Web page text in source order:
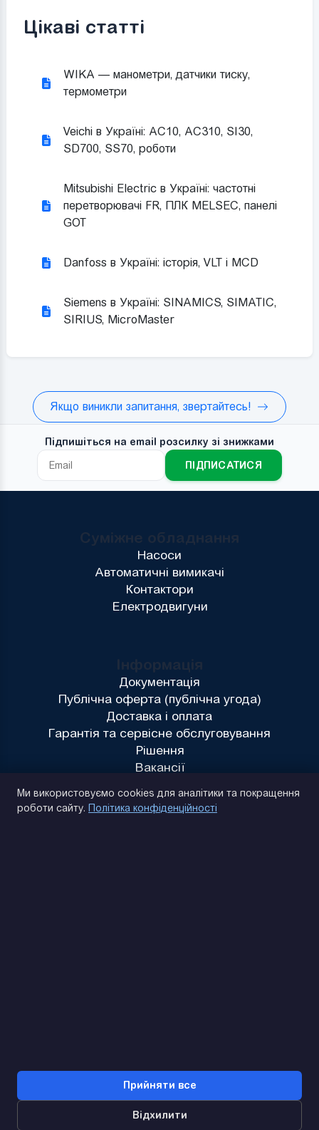
Цікаві статті
WIKA — манометри, датчики тиску,
термометри
Veichi в Україні: AC10, AC310, SI30,
SD700, SS70, роботи
Mitsubishi Electric в Україні: частотні
перетворювачі FR, ПЛК MELSEC, панелі
GOT
Danfoss в Україні: історія, VLT і MCD
Siemens в Україні: SINAMICS, SIMATIC,
SIRIUS, MicroMaster
Якщо виникли запитання, звертайтесь!
Підпишіться на email розсилку зі знижками
ПІДПИСАТИСЯ
Інформація
Документація
Публічна оферта (публічна угода)
Доставка і оплата
Гарантія та сервісне обслуговування
Рішення
Вакансії
Суміжне обладнання
Насоси
Автоматичні вимикачі
Контактори
Електродвигуни
Ми використовуємо cookies для аналітики та покращення
роботи сайту. Політика конфіденційності
Прийняти все
Відхилити